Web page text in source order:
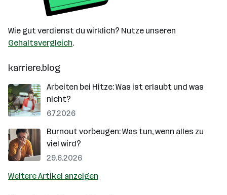
Wie gut verdienst du wirklich? Nutze unseren
Gehaltsvergleich.
karriere.blog
Arbeiten bei Hitze: Was ist erlaubt und was
nicht?
6.7.2026
Burnout vorbeugen: Was tun, wenn alles zu
viel wird?
29.6.2026
Weitere Artikel anzeigen